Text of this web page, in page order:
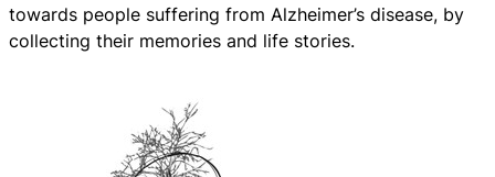
towards people suffering from Alzheimer’s disease, by
collecting their memories and life stories.